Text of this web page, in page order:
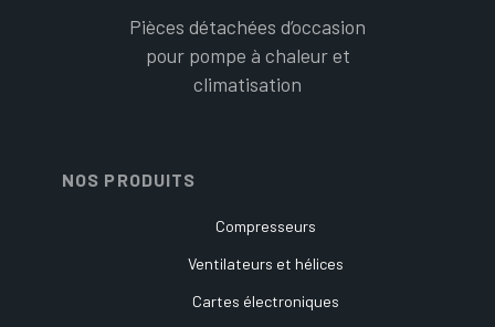
Pièces détachées d’occasion
pour pompe à chaleur et
climatisation
NOS PRODUITS
Compresseurs
Ventilateurs et hélices
Cartes électroniques